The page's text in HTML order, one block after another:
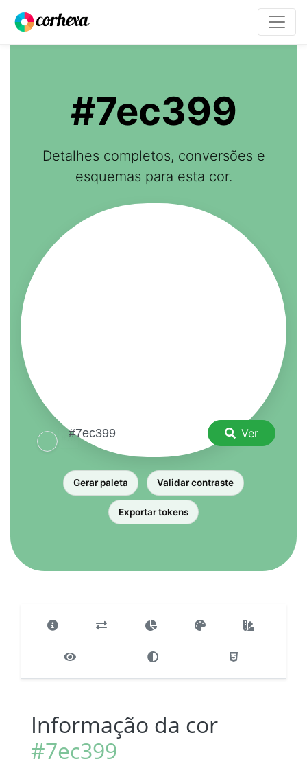
#7ec399
Detalhes completos, conversões e
esquemas para esta cor.
Ver
Gerar paleta Validar contraste
Exportar tokens
Informação da cor
#7ec399